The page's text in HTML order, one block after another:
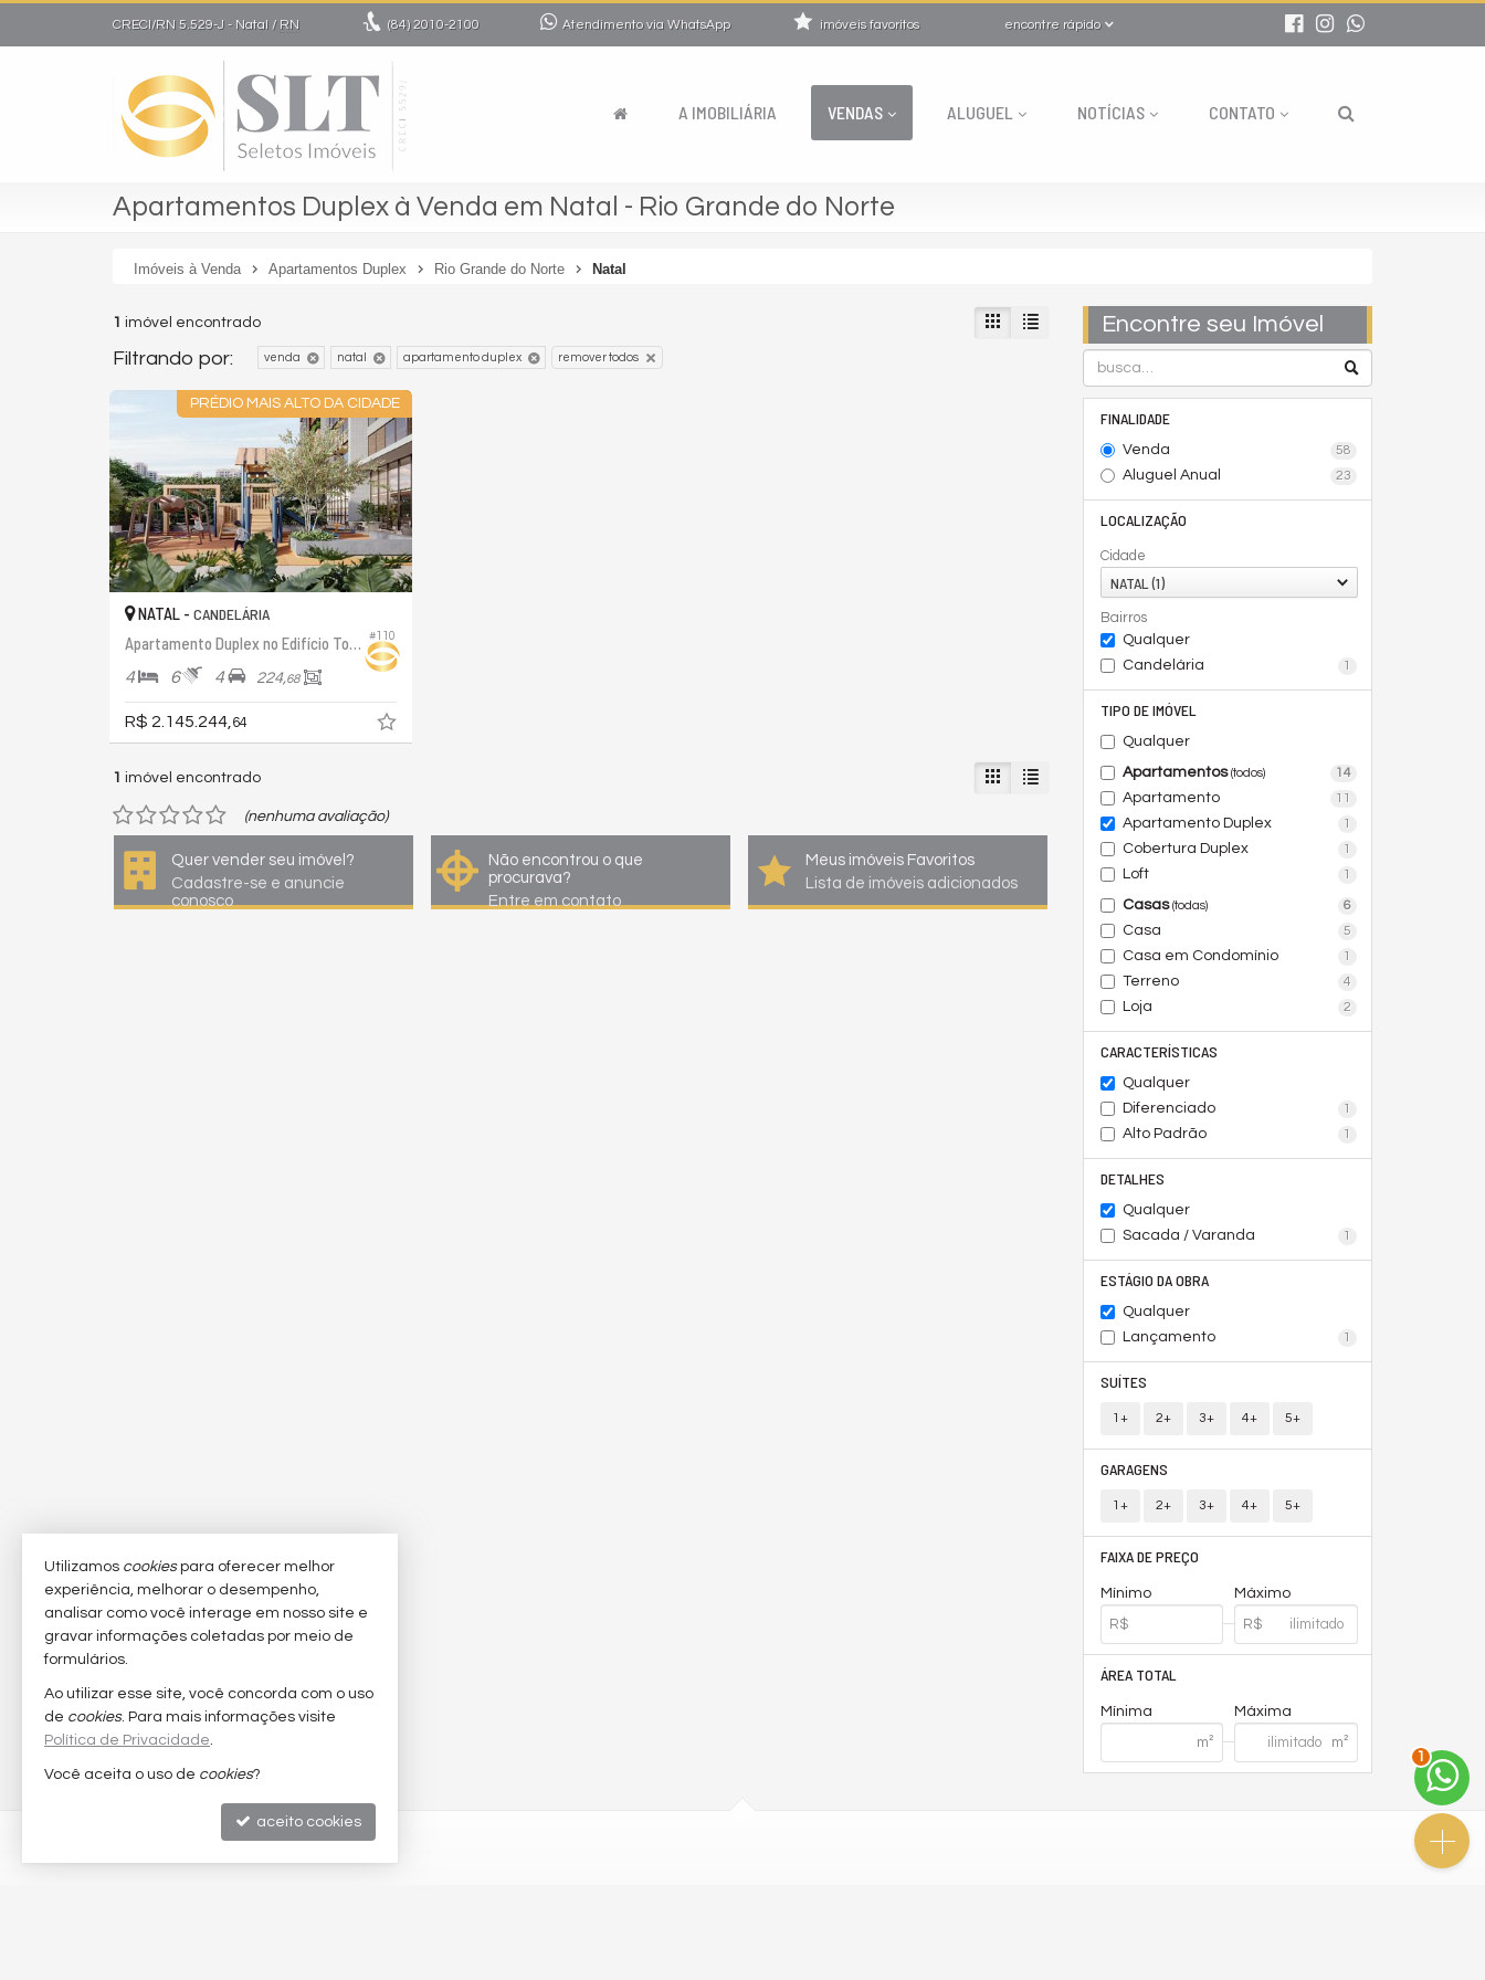
CRECI/RN 5.529-J - Natal / RN (84)2010-2100 Atendimento via WhatsApp encontre rápido
imóveis favoritos
A IMOBILIÁRIA VENDAS ALUGUEL NOTÍCIAS CONTATO
Apartamentos Duplex à Venda em Natal - Rio Grande do Norte
Imóveis à Venda Apartamentos Duplex Rio Grande do Norte Natal
Encontre seu Imóvel
FINALIDADE
Venda 58
Aluguel Anual 23
LOCALIZAÇÃO
Cidade
NATAL (1)
Bairros
Qualquer
Candelária
1
TIPO DE IMÓVEL
Qualquer
Apartamentos(todos) 14
Apartamento 11
Apartamento Duplex 1
Cobertura Duplex 1
Loft 1
Casas(todas) 6
Casa 5
Casa em Condomínio 1
Terreno 4
Loja 2
CARACTERÍSTICAS
Qualquer
Diferenciado
1
Alto Padrão 1
DETALHES
Qualquer
Sacada / Varanda
1
ESTÁGIO DA OBRA
Qualquer
Lançamento
1
SUÍTES
1+ 2+ 3+ 4+ 5+
GARAGENS
1+ 2+ 3+ 4+ 5+
FAIXA DE PREÇO
Mínimo Máximo
ÁREA TOTAL
Mínima Máxima
1 imóvel encontrado
Filtrando por: venda natal apartamento duplex remover todos
PRÉDIO MAIS ALTO DA CIDADE
#110
NATAL - CANDELÁRIA
Apartamento Duplex no Edifício Torre Almere
4 6 4 224,68
R$ 2.145.244, 64
1 imóvel encontrado
(nenhuma avaliação)
Quer vender seu imóvel?
Cadastre-se e anuncie
conosco
Não encontrou o que
procurava?
Entre em contato
Meus imóveis Favoritos
Lista de imóveis adicionados
1
Utilizamos cookiespara oferecer melhor
experiência, melhorar o desempenho,
analisar como você interage em nosso site e
gravar informações coletadas por meio de
formulários.
Ao utilizar esse site, você concorda com o uso
de cookies. Para mais informações visite
Política de Privacidade.
Você aceita o uso de cookies?
aceito cookies